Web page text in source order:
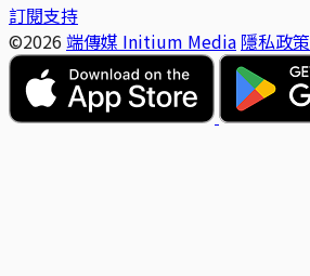
訂閱支持
©2026 端傳媒 Initium Media 隱私政策